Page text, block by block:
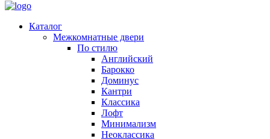
Каталог
Межкомнатные двери
По стилю
Английский
Барокко
Доминус
Кантри
Классика
Лофт
Минимализм
Неоклассика